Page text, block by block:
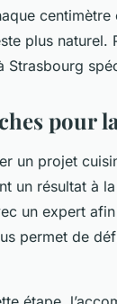
plus naturel.
Strasbourg
pour
un projet
un résultat à
un expert
permet de